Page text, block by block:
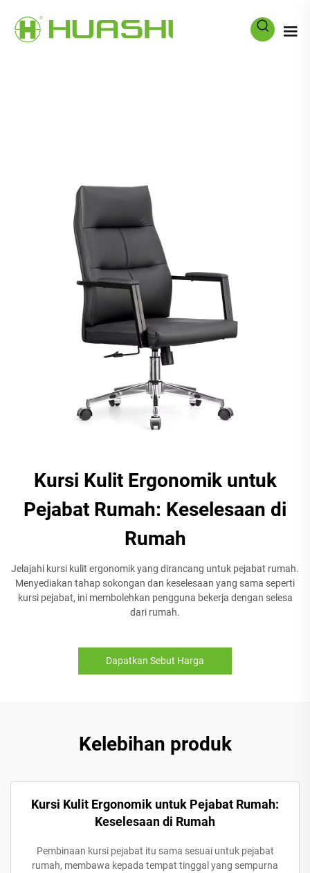
Kursi Kulit Ergonomik untuk
Pejabat Rumah: Keselesaan di
Rumah
Jelajahi kursi kulit ergonomik yang dirancang untuk pejabat rumah.
Menyediakan tahap sokongan dan keselesaan yang sama seperti
kursi pejabat, ini membolehkan pengguna bekerja dengan selesa
dari rumah.
Dapatkan Sebut Harga
Kelebihan produk
Kursi Kulit Ergonomik untuk Pejabat Rumah:
Keselesaan di Rumah
Pembinaan kursi pejabat itu sama sesuai untuk pejabat
rumah, membawa kepada tempat tinggal yang sempurna